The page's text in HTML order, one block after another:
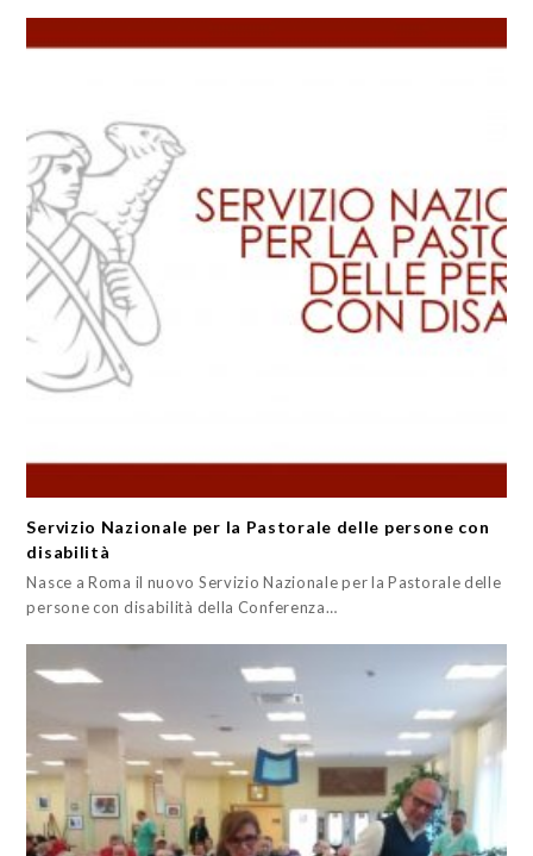
Servizio Nazionale per la Pastorale delle persone con
disabilità
Nasce a Roma il nuovo Servizio Nazionale per la Pastorale delle
persone con disabilità della Conferenza…